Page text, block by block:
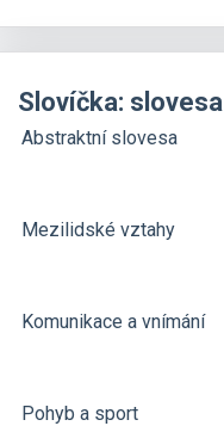
Slovíčka: slovesa
Abstraktní slovesa
Mezilidské vztahy
Komunikace a vnímání
Pohyb a sport